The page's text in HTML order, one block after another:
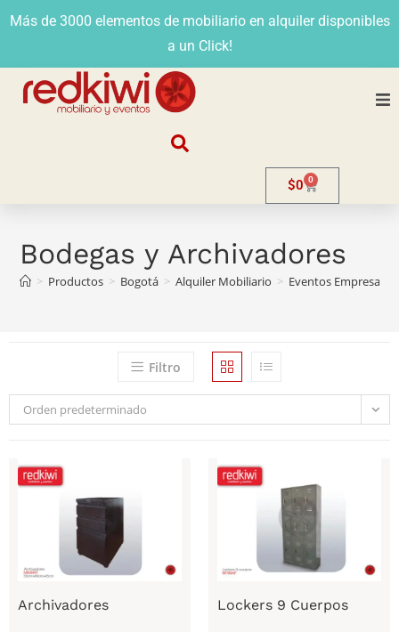
Más de 3000 elementos de mobiliario en alquiler disponibles
a un Click!
Venta
Contacto
$0 0
Bodegas y Archivadores
> Productos > Bogotá > Alquiler Mobiliario > Eventos
Filtro
Orden predeterminado
Archivadores Lockers 9 Cuerpos